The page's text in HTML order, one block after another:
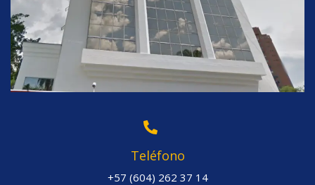
Teléfono
+57 (604) 262 37 14